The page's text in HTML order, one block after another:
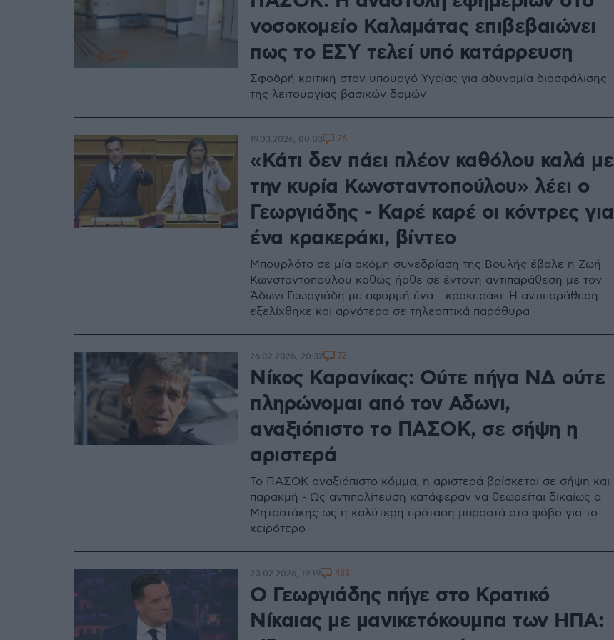
νοσοκομείο Καλαμάτας επιβεβαιώνει
πως το ΕΣΥ τελεί υπό κατάρρευση
Σφοδρή κριτική στον υπουργό Υγείας για αδυναμία διασφάλισης
της λειτουργίας βασικών δομών
«Κάτι δεν πάει πλέον καθόλου καλά με
την κυρία Κωνσταντοπούλου» λέει ο
Γεωργιάδης - Καρέ καρέ οι κόντρες για
ένα κρακεράκι, βίντεο
Mπουρλότο σε μία ακόμη συνεδρίαση της Βουλής έβαλε η Ζωή
Κωνσταντοπούλου καθώς ήρθε σε έντονη αντιπαράθεση με τον
Άδωνι Γεωργιάδη με αφορμή ένα... κρακεράκι. Η αντιπαράθεση
εξελίχθηκε και αργότερα σε τηλεοπτικά παράθυρα
19.03.2026, 00:03 26
Νίκος Καρανίκας: Ούτε πήγα ΝΔ ούτε
πληρώνομαι από τον Αδωνι,
αναξιόπιστο το ΠΑΣΟΚ, σε σήψη η
αριστερά
Το ΠΑΣΟΚ αναξιόπιστο κόμμα, η αριστερά βρίσκεται σε σήψη και
παρακμή - Ως αντιπολίτευση κατάφεραν να θεωρείται δικαίως ο
Μητσοτάκης ως η καλύτερη πρόταση μπροστά στο φόβο για το
χειρότερο
26.02.2026, 20:32 72
Ο Γεωργιάδης πήγε στο Κρατικό
Νίκαιας με μανικετόκουμπα των ΗΠΑ:
20.02.2026, 19:19 433